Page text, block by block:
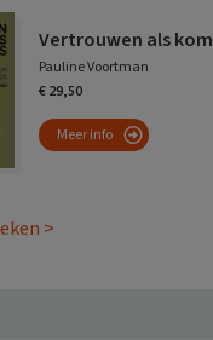
Vertrouwen als
Pauline Voortman
€ 29,50
Meer info
>